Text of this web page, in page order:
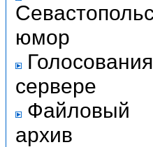
юмор
сервере
Файловый
архив